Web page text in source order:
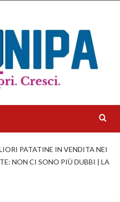
PATATINE IN VENDITA NEI
NON CI SONO PIÙ DUBBI | LA